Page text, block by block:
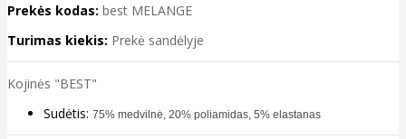
Prekės kodas: best MELANGE
Turimas kiekis: Prekė sandėlyje
Kojinės "BEST"
Sudėtis: 75% medvilnė, 20% poliamidas, 5% elastanas